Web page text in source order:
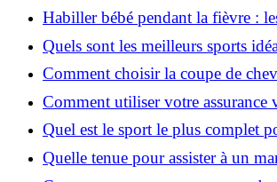
Habiller bébé pendant la fièvre :
Quels sont les meilleurs sports
enfant ?
Comment choisir la coupe de
votre visage ?
Comment utiliser votre assurance
Quel est le sport le plus complet
Quelle tenue pour assister à un